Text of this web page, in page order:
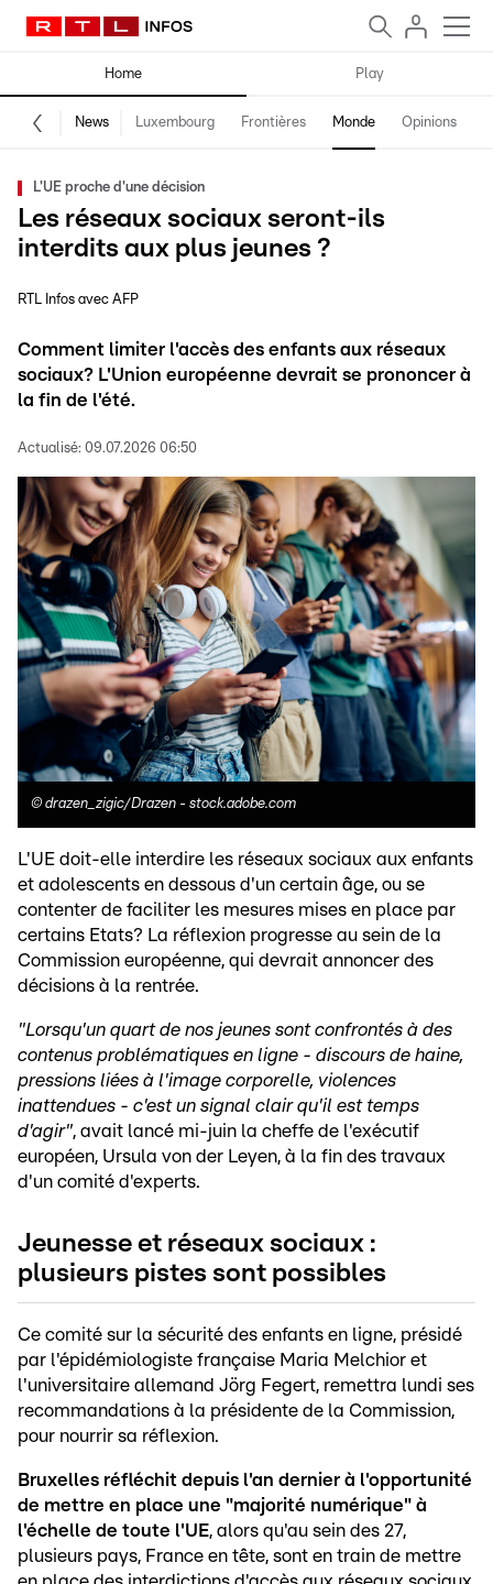
Home Play
News Luxembourg Frontières Monde Opinions
L'UE proche d'une décision
Les réseaux sociaux seront-ils
interdits aux plus jeunes ?
RTL Infos avec AFP
Comment limiter l'accès des enfants aux réseaux
sociaux? L'Union européenne devrait se prononcer à
la fin de l'été.
Actualisé: 09.07.2026 06:50
© drazen_zigic/Drazen - stock.adobe.com
L'UE doit-elle interdire les réseaux sociaux aux enfants
et adolescents en dessous d'un certain âge, ou se
contenter de faciliter les mesures mises en place par
certains Etats? La réflexion progresse au sein de la
Commission européenne, qui devrait annoncer des
décisions à la rentrée.
"Lorsqu'un quart de nos jeunes sont confrontés à des
contenus problématiques en ligne - discours de haine,
pressions liées à l'image corporelle, violences
inattendues - c'est un signal clair qu'il est temps
d'agir", avait lancé mi-juin la cheffe de l'exécutif
européen, Ursula von der Leyen, à la fin des travaux
d'un comité d'experts.
Jeunesse et réseaux sociaux :
plusieurs pistes sont possibles
Ce comité sur la sécurité des enfants en ligne, présidé
par l'épidémiologiste française Maria Melchior et
l'universitaire allemand Jörg Fegert, remettra lundi ses
recommandations à la présidente de la Commission,
pour nourrir sa réflexion.
Bruxelles réfléchit depuis l'an dernier à l'opportunité
de mettre en place une "majorité numérique" à
l'échelle de toute l'UE, alors qu'au sein des 27,
plusieurs pays, France en tête, sont en train de mettre